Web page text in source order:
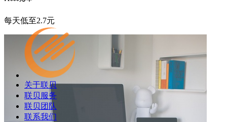
每天低至2.7元
关于联贝
联贝服务
联贝团队
联系我们